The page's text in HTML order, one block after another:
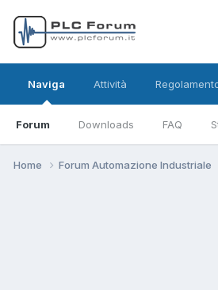
Naviga
Forum Downloads FAQ
Attività
Home Forum Automazione Industriale